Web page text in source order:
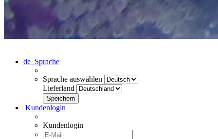
de Sprache
Sprache auswählen
Lieferland
Kundenlogin
Kundenlogin